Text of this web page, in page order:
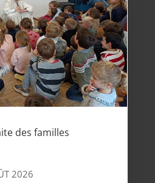
des familles
2026